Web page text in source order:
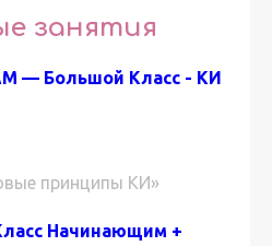
занятия
— Большой Класс - КИ
принципы КИ»
Начинающим +